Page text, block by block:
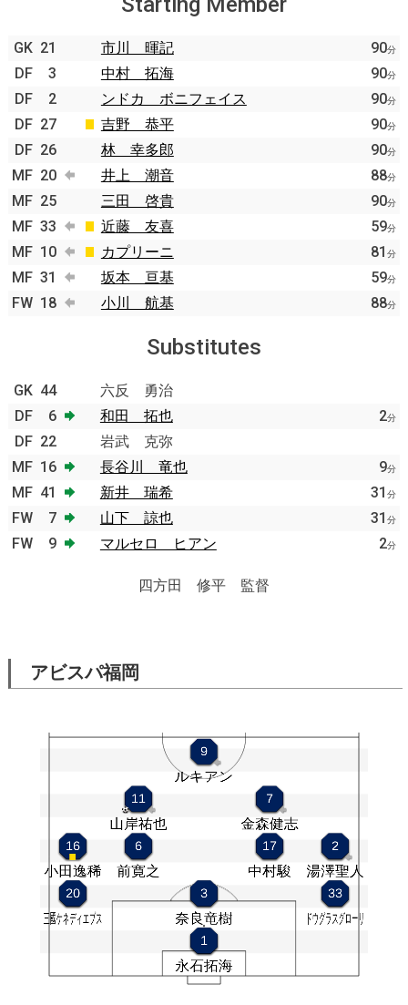
GK 21 市川 暉記 90分
DF 3 中村 拓海 90分
DF 2 ンドカ ボニフェイス 90分
DF 27 吉野 恭平 90分
DF 26 林 幸多郎 90分
MF 20 井上 潮音 88分
MF 25 三田 啓貴 90分
MF 33 近藤 友喜 59分
MF 10 カプリーニ 81 分
MF 31 坂本 亘基 59分
FW 18 小川 航基 88分
Substitutes
GK 44
六反 勇治
DF
6 和田 拓也 2分
DF 22
岩武 克弥
MF 16 長谷川 竜也 9分
MF 41 新井 瑞希 31 分
FW 7 山下 諒也 31 分
FW 9 マルセロ ヒアン 2分
四方田 修平 監督
アビスパ福岡